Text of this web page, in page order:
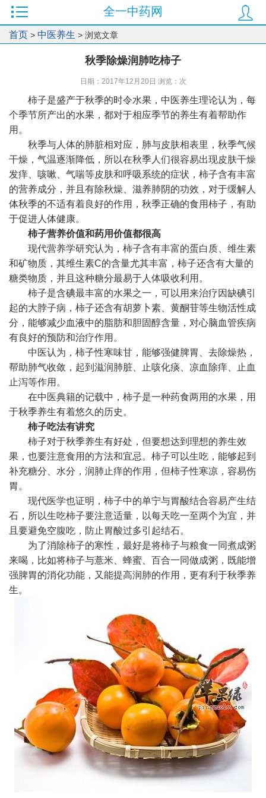
全一中药网
首页 > 中医养生 > 浏览文章
秋季除燥润肺吃柿子
日期：2017年12月20日 浏览： 次
柿子是盛产于秋季的时令水果，中医养生理论认为，每
个季节所产出的水果，都对于相应季节的养生有着帮助作
用。
秋季与人体的肺脏相对应，肺与皮肤相表里，秋季气候
干燥，气温逐渐降低，所以在秋季人们很容易出现皮肤干燥
发痒、咳嗽、气喘等皮肤和呼吸系统的症状，柿子含有丰富
的营养成分，并且有除秋燥、滋养肺阴的功效，对于缓解人
体秋季的不适有着良好的作用，秋季正确的食用柿子，有助
于促进人体健康。
柿子营养价值和药用价值都很高
现代营养学研究认为，柿子含有丰富的蛋白质、维生素
和矿物质，其维生素C的含量尤其丰富，柿子还含有大量的
糖类物质，并且这种糖分最易于人体吸收利用。
柿子是含碘最丰富的水果之一，可以用来治疗因缺碘引
起的大脖子病，柿子还含有胡萝卜素、黄酮苷等生物活性成
分，能够减少血液中的脂肪和胆固醇含量，对心脑血管疾病
有良好的预防和治疗作用。
中医认为，柿子性寒味甘，能够强健脾胃、去除燥热，
帮助肺气收敛，起到滋润肺脏、止咳化痰、凉血除痒、止血
止泻等作用。
在中医典籍的记载中，柿子是一种药食两用的水果，用
于秋季养生有着悠久的历史。
柿子吃法有讲究
柿子对于秋季养生有好处，但要想达到理想的养生效
果，也要注意食用的方法和宜忌。柿子可以生吃，能够起到
补充糖分、水分，润肺止痒的作用，但柿子性寒凉，容易伤
胃。
现代医学也证明，柿子中的单宁与胃酸结合容易产生结
石，所以生吃柿子要注意适量，以每天吃一至两个为宜，并
且要避免空腹吃，防止胃酸过多引起结石。
为了消除柿子的寒性，最好是将柿子与粮食一同煮成粥
来喝，比如将柿子与薏米、蜂蜜、 百合一同做成粥，既能增
强脾胃的消化功能，又能提高润肺的作用，更有利于秋季养
生。